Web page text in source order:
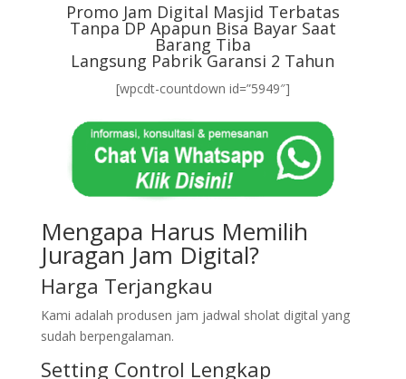
Promo Jam Digital Masjid Terbatas
Tanpa DP Apapun Bisa Bayar Saat
Barang Tiba
Langsung Pabrik Garansi 2 Tahun
[wpcdt-countdown id=”5949″]
Mengapa Harus Memilih
Juragan Jam Digital?
Harga Terjangkau
Kami adalah produsen jam jadwal sholat digital yang
sudah berpengalaman.
Setting Control Lengkap